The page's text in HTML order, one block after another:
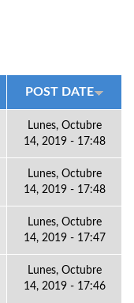
POST DATE
Lunes, Octubre
14, 2019 - 17:48
Lunes, Octubre
14, 2019 - 17:48
Lunes, Octubre
14, 2019 - 17:47
Lunes, Octubre
14, 2019 - 17:46